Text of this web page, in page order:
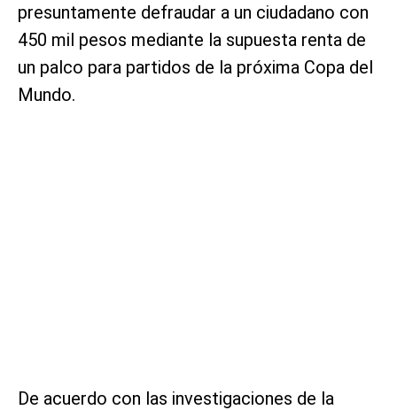
presuntamente defraudar a un ciudadano con
450 mil pesos mediante la supuesta renta de
un palco para partidos de la próxima Copa del
Mundo.
De acuerdo con las investigaciones de la